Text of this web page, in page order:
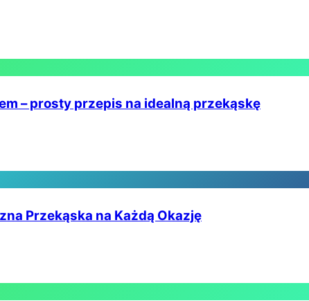
– prosty przepis na idealną przekąskę
Przekąska na Każdą Okazję